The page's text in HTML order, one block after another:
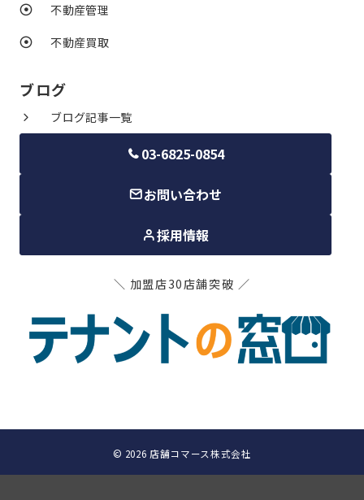
不動産管理
不動産買取
ブログ
ブログ記事一覧
03-6825-0854
お問い合わせ
採用情報
＼ 加盟店30店舗突破 ／
© 2026 店舗コマース株式会社